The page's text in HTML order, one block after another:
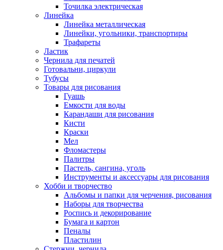
Точилка электрическая
Линейка
Линейка металлическая
Линейки, угольники, транспортиры
Трафареты
Ластик
Чернила для печатей
Готовальни, циркули
Тубусы
Товары для рисования
Гуашь
Емкости для воды
Карандаши для рисования
Кисти
Краски
Мел
Фломастеры
Палитры
Пастель, сангина, уголь
Инструменты и аксессуары для рисования
Хобби и творчество
Альбомы и папки для черчения, рисования
Наборы для творчества
Роспись и декорирование
Бумага и картон
Пеналы
Пластилин